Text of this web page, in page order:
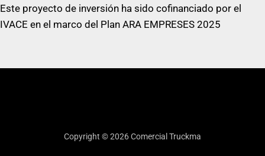
Este proyecto de inversión ha sido cofinanciado por el
IVACE en el marco del Plan ARA EMPRESES 2025
Copyright © 2026 Comercial Truckma